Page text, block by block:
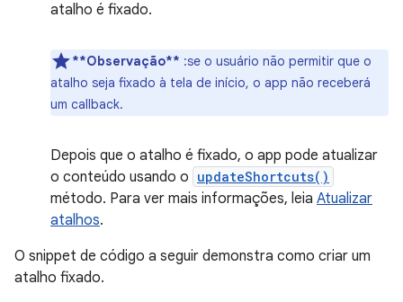
atalho é fixado.
**Observação** :se o usuário não permitir que o
atalho seja fixado à tela de início, o app não receberá
um callback.
Depois que o atalho é fixado, o app pode atualizar
o conteúdo usando o updateShortcuts()
método. Para ver mais informações, leia Atualizar
atalhos.
O snippet de código a seguir demonstra como criar um
atalho fixado.